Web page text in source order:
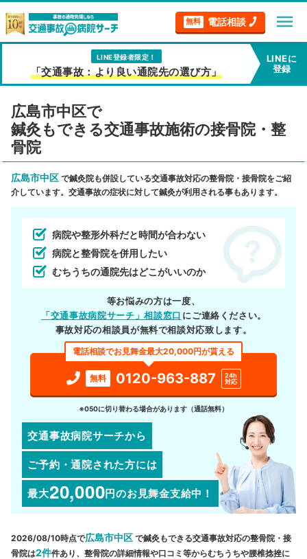
無料 電話相談 menu
LINE登録者限定！
「交通事故：より良い通院先の選び方」
LINEに
登録
広島市中区で
鍼灸もできる交通事故施術の接骨院・整
骨院
広島市中区 で鍼灸院も併設している交通事故対応の整骨院・接骨院をご紹
介しています。交通事故の症状に対して鍼灸が利用される事もあります。
病院や整形外科だと時間が合わない
病院と整骨院を併用したい
むちうちの通院先はどこがいいのか
等お悩みの方は一度、
「交通事故病院サーチ」相談窓口 にご連絡ください。
事故対応の相談員が無料で相談対応致します。
電話相談でお見舞金最大20,000円が貰える
無料 0120-963-887
24h
対応
※050に切り替わる場合があります（通話無料）
交通事故病院サーチから
ご予約・通院された方には
最大20,000円のお見舞金支給中！
2026/08/10時点で広島市中区 で鍼灸もできる交通事故対応の整骨院・接
骨院は2件件あり、整骨院の詳細情報や口コミ等からむちうちや腰椎捻挫に